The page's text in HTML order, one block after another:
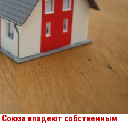
Союза владеют собственным